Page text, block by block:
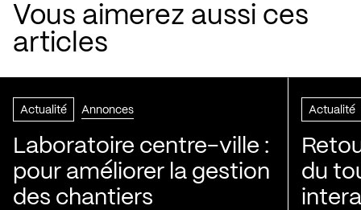
Vous aimerez aussi ces
articles
Actualité Annonces
Laboratoire centre-ville :
pour améliorer la gestion
des chantiers
Actualité
du